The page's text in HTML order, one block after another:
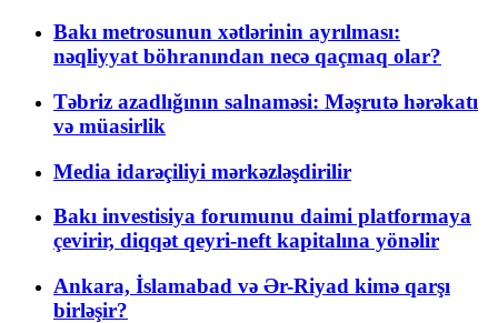
Bakı metrosunun xətlərinin ayrılması:
nəqliyyat böhranından necə qaçmaq olar?
Təbriz azadlığının salnaməsi: Məşrutə hərəkatı
və müasirlik
Media idarəçiliyi mərkəzləşdirilir
Bakı investisiya forumunu daimi platformaya
çevirir, diqqət qeyri-neft kapitalına yönəlir
Ankara, İslamabad və Ər-Riyad kimə qarşı
birləşir?